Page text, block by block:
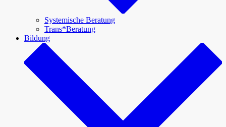
Systemische Beratung
Trans*Beratung
Bildung